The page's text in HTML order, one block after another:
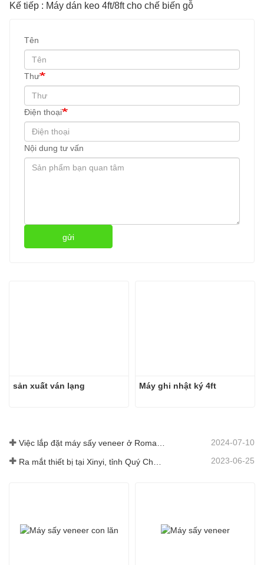
Kế tiếp : Máy dán keo 4ft/8ft cho chế biến gỗ
Tên
Thư
Điện thoại
Nội dung tư vấn
gửi
sản xuất ván lạng Máy ghi nhật ký 4ft
Việc lắp đặt máy sấy veneer ở Romania đã hoàn thành. 2024-07-10
2023-06-25